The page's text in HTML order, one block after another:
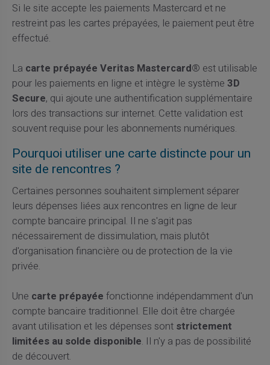
Si le site accepte les paiements Mastercard et ne
restreint pas les cartes prépayées, le paiement peut être
effectué.
La carte prépayée Veritas Mastercard® est utilisable
pour les paiements en ligne et intègre le système 3D
Secure, qui ajoute une authentification supplémentaire
lors des transactions sur internet. Cette validation est
souvent requise pour les abonnements numériques.
Pourquoi utiliser une carte distincte pour un
site de rencontres ?
Certaines personnes souhaitent simplement séparer
leurs dépenses liées aux rencontres en ligne de leur
compte bancaire principal. Il ne s'agit pas
nécessairement de dissimulation, mais plutôt
d'organisation financière ou de protection de la vie
privée.
Une carte prépayée fonctionne indépendamment d'un
compte bancaire traditionnel. Elle doit être chargée
avant utilisation et les dépenses sont strictement
limitées au solde disponible. Il n'y a pas de possibilité
de découvert.